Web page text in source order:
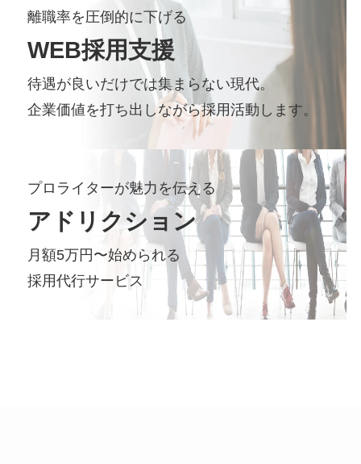
離職率を圧倒的に下げる
WEB採用支援
待遇が良いだけでは集まらない現代。
企業価値を打ち出しながら採用活動します。
プロライターが魅力を伝える
アドリクション
月額5万円〜始められる
採用代行サービス